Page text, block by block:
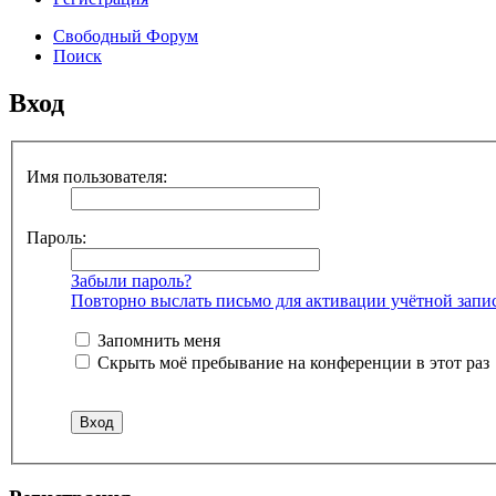
Свободный Форум
Поиск
Вход
Имя пользователя:
Пароль:
Забыли пароль?
Повторно выслать письмо для активации учётной
Запомнить меня
Скрыть моё пребывание на конференции в этот раз